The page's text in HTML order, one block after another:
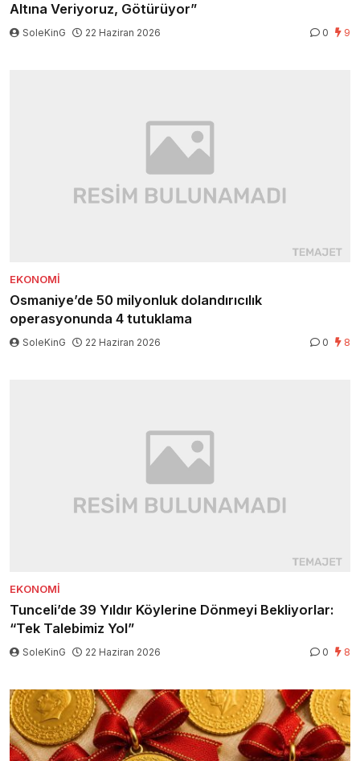
Altına Veriyoruz, Götürüyor”
SoleKinG 22 Haziran 2026 0 9
EKONOMI
Osmaniye’de 50 milyonluk dolandırıcılık
operasyonunda 4 tutuklama
SoleKinG 22 Haziran 2026 0 8
EKONOMI
Tunceli’de 39 Yıldır Köylerine Dönmeyi Bekliyorlar:
“Tek Talebimiz Yol”
SoleKinG 22 Haziran 2026 0 8